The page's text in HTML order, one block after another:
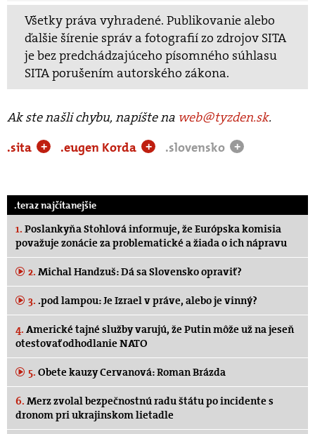
Všetky práva vyhradené. Publikovanie alebo
ďalšie šírenie správ a fotografií zo zdrojov SITA
je bez predchádzajúceho písomného súhlasu
SITA porušením autorského zákona.
Ak ste našli chybu, napíšte na web@tyzden.sk.
.sita
+ .eugen Korda + .slovensko +
.teraz najčítanejšie
1. Poslankyňa Stohlová informuje, že Európska komisia
považuje zonácie za problematické a žiada o ich nápravu
2. Michal Handzuš: Dá sa Slovensko opraviť?
3. .pod lampou: Je Izrael v práve, alebo je vinný?
4. Americké tajné služby varujú, že Putin môže už na jeseň
otestovať odhodlanie NATO
5. Obete kauzy Cervanová: Roman Brázda
6. Merz zvolal bezpečnostnú radu štátu po incidente s
dronom pri ukrajinskom lietadle